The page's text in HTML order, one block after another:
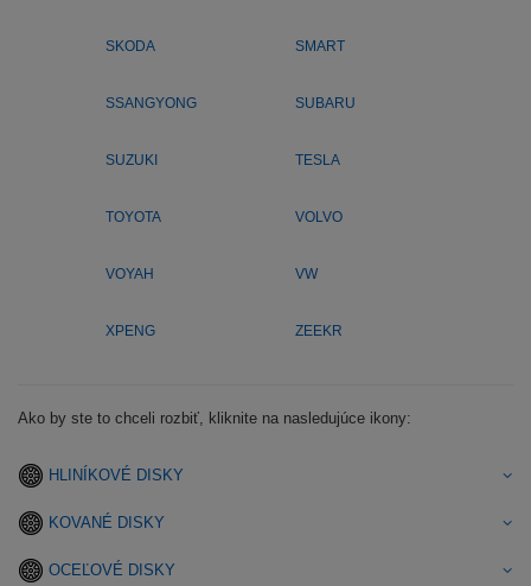
SKODA SMART
SSANGYONG SUBARU
SUZUKI TESLA
TOYOTA VOLVO
VOYAH VW
XPENG ZEEKR
Ako by ste to chceli rozbiť, kliknite na nasledujúce ikony:
HLINÍKOVÉ DISKY
KOVANÉ DISKY
OCEĽOVÉ DISKY